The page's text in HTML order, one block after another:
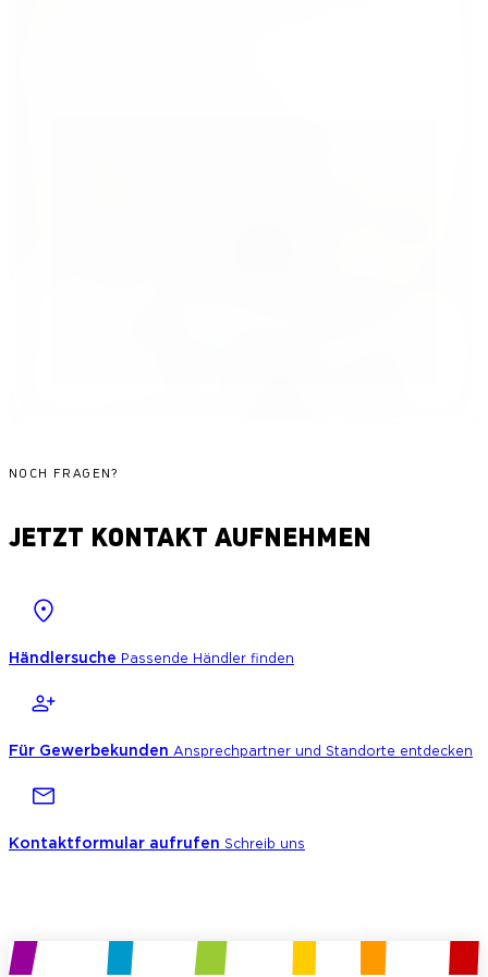
NOCH FRAGEN?
JETZT KONTAKT AUFNEHMEN
Händlersuche Passende Händler finden
Für Gewerbekunden Ansprechpartner und Standorte entdecken
Kontaktformular aufrufen Schreib uns